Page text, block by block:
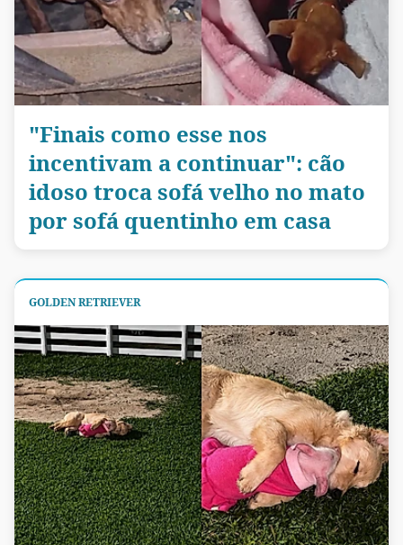
"Finais como esse nos
incentivam a continuar": cão
idoso troca sofá velho no mato
por sofá quentinho em casa
GOLDEN RETRIEVER